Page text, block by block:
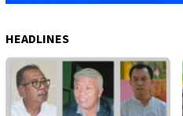
HEADLINES